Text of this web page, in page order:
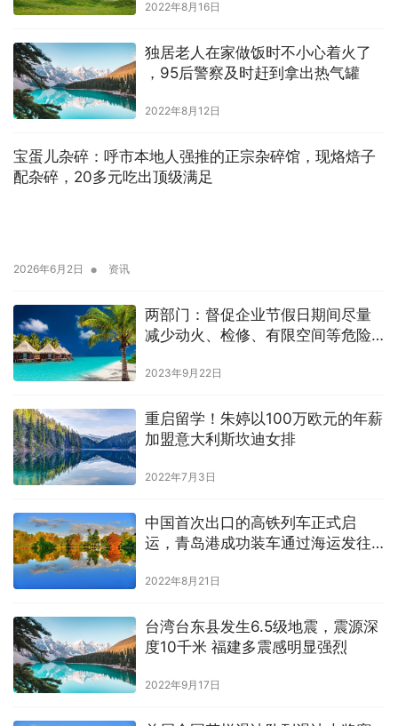
2022年8月16日
独居老人在家做饭时不小心着火了
，95后警察及时赶到拿出热气罐
2022年8月12日
宝蛋儿杂碎：呼市本地人强推的正宗杂碎馆，现烙焙子
配杂碎，20多元吃出顶级满足
2026年6月2日 • 资讯
两部门：督促企业节假日期间尽量
减少动火、检修、有限空间等危险
2023年9月22日
重启留学！朱婷以100万欧元的年薪
加盟意大利斯坎迪女排
2022年7月3日
中国首次出口的高铁列车正式启
运，青岛港成功装车通过海运发往
2022年8月21日
台湾台东县发生6.5级地震，震源深
度10千米 福建多震感明显强烈
2022年9月17日